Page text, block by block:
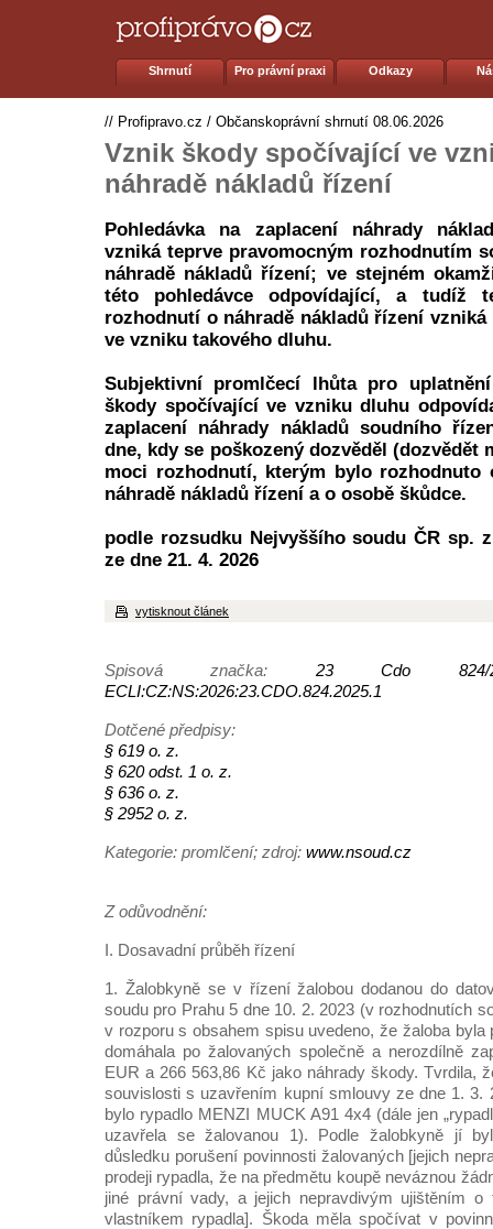
Shrnutí Pro právní praxi Odkazy
// Profipravo.cz / Občanskoprávní shrnutí 08.06.2026
Vznik škody spočívající ve
náhradě nákladů řízení
Pohledávka na zaplacení náhrady
vzniká teprve pravomocným rozhodnutím
náhradě nákladů řízení; ve stejném
této pohledávce odpovídající, a tudíž
rozhodnutí o náhradě nákladů řízení
ve vzniku takového dluhu.
Subjektivní promlčecí lhůta pro
škody spočívající ve vzniku dluhu
zaplacení náhrady nákladů soudního
dne, kdy se poškozený dozvěděl (dozvědět
moci rozhodnutí, kterým bylo rozhodnuto
náhradě nákladů řízení a o osobě škůdce.
podle rozsudku Nejvyššího soudu ČR sp.
ze dne 21. 4. 2026
vytisknout článek
Spisová značka: 23 Cdo
ECLI:CZ:NS:2026:23.CDO.824.2025.1
Dotčené předpisy:
§ 619 o. z.
§ 620 odst. 1 o. z.
§ 636 o. z.
§ 2952 o. z.
Kategorie: promlčení; zdroj: www.nsoud.cz
Z odůvodnění:
I. Dosavadní průběh řízení
1. Žalobkyně se v řízení žalobou dodanou do
soudu pro Prahu 5 dne 10. 2. 2023 (v rozhodnutích
v rozporu s obsahem spisu uvedeno, že žaloba byla
domáhala po žalovaných společně a nerozdílně
EUR a 266 563,86 Kč jako náhrady škody. Tvrdila,
souvislosti s uzavřením kupní smlouvy ze dne 1. 3.
bylo rypadlo MENZI MUCK A91 4x4 (dále jen
uzavřela se žalovanou 1). Podle žalobkyně jí
důsledku porušení povinnosti žalovaných [jejich
prodeji rypadla, že na předmětu koupě neváznou
jiné právní vady, a jejich nepravdivým ujištěním
vlastníkem rypadla]. Škoda měla spočívat v